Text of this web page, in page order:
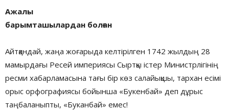
Ажалы
барымташылардан болған
Айтқандай, жаңа жоғарыда келтірілген 1742 жылдың 28
мамырдағы Ресей империясы Сыртқы істер Министрлігінің
ресми хабарламасына тағы бір көз салайықшы, тархан есімі
орыс орфографиясы бойынша «Букенбай» деп дұрыс
таңбаланыпты, «Буканбай» емес!